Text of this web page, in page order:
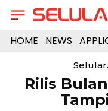
HOME NEWS
Rilis